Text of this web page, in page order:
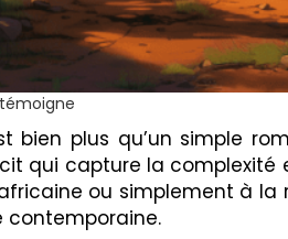
bien plus qu’un simple
qui capture la complexité
ou simplement à
contemporaine.